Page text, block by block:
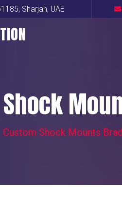
Sharjah, UAE
Custom Shock Mounts